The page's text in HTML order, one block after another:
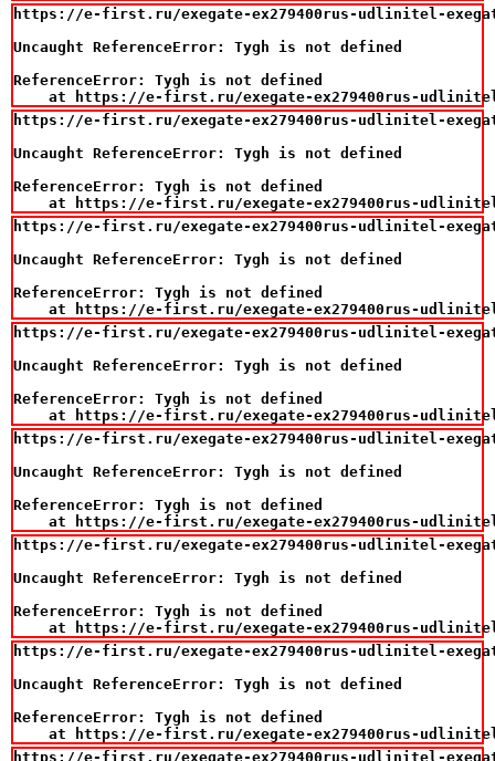
https://e-first.ru/exegate-ex279400rus-udlinitel-
Uncaught ReferenceError: Tygh is not defined
ReferenceError: Tygh is not defined
at https://e-first.ru/exegate-ex279400rus-
https://e-first.ru/exegate-ex279400rus-udlinitel-
Uncaught ReferenceError: Tygh is not defined
ReferenceError: Tygh is not defined
at https://e-first.ru/exegate-ex279400rus-
https://e-first.ru/exegate-ex279400rus-udlinitel-
Uncaught ReferenceError: Tygh is not defined
ReferenceError: Tygh is not defined
at https://e-first.ru/exegate-ex279400rus-
https://e-first.ru/exegate-ex279400rus-udlinitel-
Uncaught ReferenceError: Tygh is not defined
ReferenceError: Tygh is not defined
at https://e-first.ru/exegate-ex279400rus-
https://e-first.ru/exegate-ex279400rus-udlinitel-
Uncaught ReferenceError: Tygh is not defined
ReferenceError: Tygh is not defined
at https://e-first.ru/exegate-ex279400rus-
https://e-first.ru/exegate-ex279400rus-udlinitel-
Uncaught ReferenceError: Tygh is not defined
ReferenceError: Tygh is not defined
at https://e-first.ru/exegate-ex279400rus-
https://e-first.ru/exegate-ex279400rus-udlinitel-
Uncaught ReferenceError: Tygh is not defined
ReferenceError: Tygh is not defined
at https://e-first.ru/exegate-ex279400rus-
https://e-first.ru/exegate-ex279400rus-udlinitel-